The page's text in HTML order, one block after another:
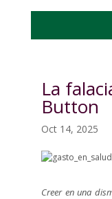
La
Button
Oct 14, 2025
Creer en una